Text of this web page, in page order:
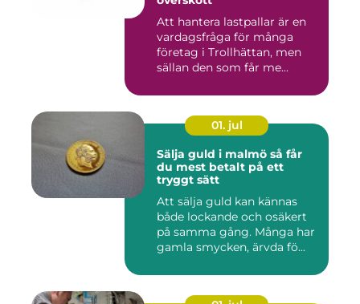
Att hantera lastpallar är en
vardagsfråga för många
företag i Trollhättan, men
sällan den som får me...
01. jul
Sälja guld i malmö så får
du mest betalt på ett
tryggt sätt
Att sälja guld kan kännas
både lockande och osäkert
på samma gång. Många har
gamla smycken, ärvda fö...